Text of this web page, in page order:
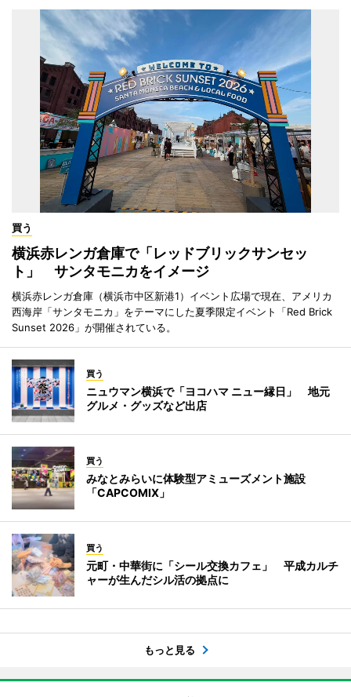
買う
横浜赤レンガ倉庫で「レッドブリックサンセッ
ト」 サンタモニカをイメージ
横浜赤レンガ倉庫（横浜市中区新港1）イベント広場で現在、アメリカ
西海岸「サンタモニカ」をテーマにした夏季限定イベント「Red Brick
Sunset 2026」が開催されている。
買う
ニュウマン横浜で「ヨコハマ ニュー縁日」 地元
グルメ・グッズなど出店
買う
みなとみらいに体験型アミューズメント施設
「CAPCOMIX」
買う
元町・中華街に「シール交換カフェ」 平成カルチ
ャーが生んだシル活の拠点に
もっと見る